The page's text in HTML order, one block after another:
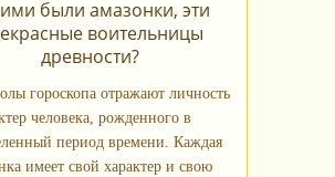
были амазонки, эти
воительницы
древности?
гороскопа отражают личность
человека, рожденного в
период времени. Каждая
имеет свой характер и свою